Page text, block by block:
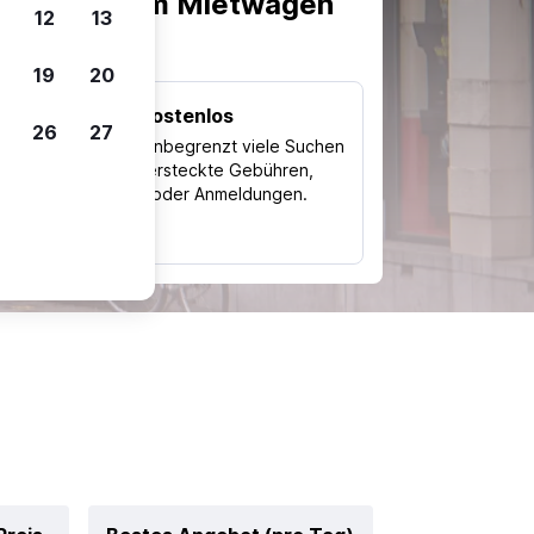
Kostenlos
Nutze unbegrenzt viele Suchen
ohne versteckte Gebühren,
Kosten oder Anmeldungen.
12 13
19 20
26 27